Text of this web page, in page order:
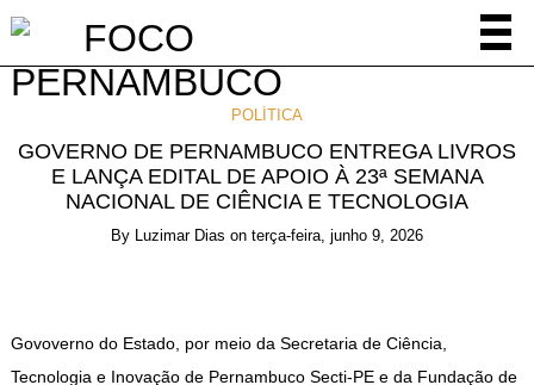
POLÍTICA
GOVERNO DE PERNAMBUCO ENTREGA LIVROS
E LANÇA EDITAL DE APOIO À 23ª SEMANA
NACIONAL DE CIÊNCIA E TECNOLOGIA
By Luzimar Dias on terça-feira, junho 9, 2026
Govoverno do Estado, por meio da Secretaria de Ciência,
Tecnologia e Inovação de Pernambuco Secti-PE e da Fundação de